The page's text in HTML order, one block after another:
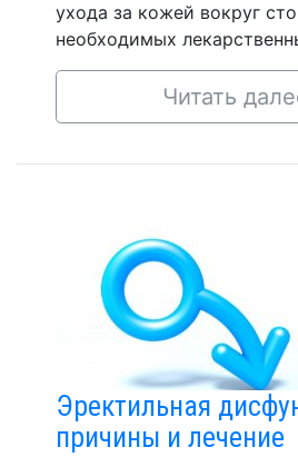
ухода за кожей вокруг
необходимых
Читать
Эректильная
причины и лечение